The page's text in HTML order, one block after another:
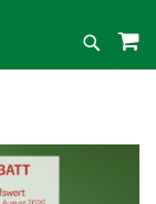
Suche